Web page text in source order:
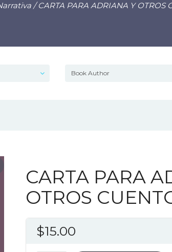
/ CARTA PARA ADRIANA Y OTROS
CARTA PARA
OTROS
$15.00